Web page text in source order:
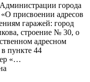
города
присвоении адресов
гаражей: город
строение № 30, о
адресном
пункте 44
«…